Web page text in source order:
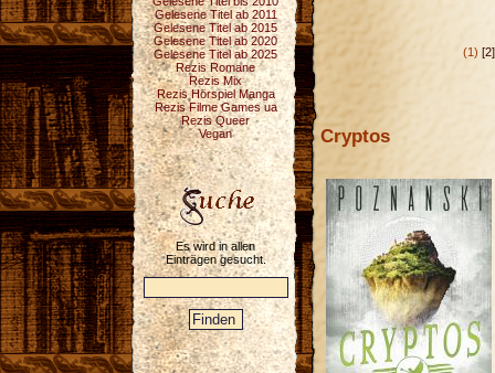
Gelesene Titel ab 2011
Gelesene Titel ab 2015
Gelesene Titel ab 2020
Gelesene Titel ab 2025
Rezis Romane
Rezis Mix
Rezis Hörspiel Manga
Rezis Filme Games ua
Rezis Queer
Vegan
Es wird in allen
Einträgen gesucht.
(1) [2]
Cryptos